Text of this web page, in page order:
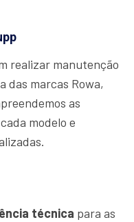
realizar manutenção
das marcas Rowa,
as
modelo e
técnica para as